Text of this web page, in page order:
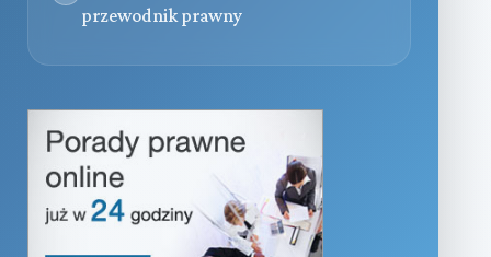
przewodnik prawny